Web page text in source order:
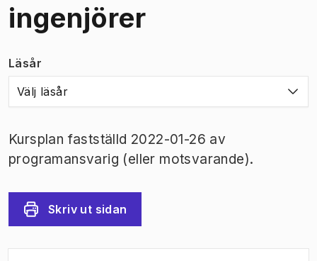
ingenjörer
Läsår
Välj läsår
Kursplan fastställd 2022-01-26 av
programansvarig (eller motsvarande).
Skriv ut sidan